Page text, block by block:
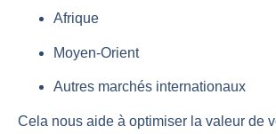
Afrique
Moyen-Orient
Autres marchés internationaux
Cela nous aide à optimiser la valeur de